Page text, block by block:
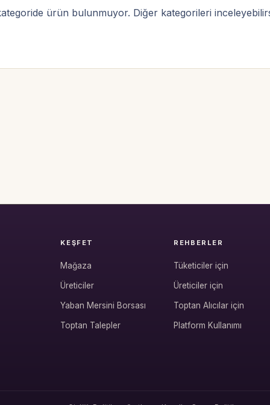
ürün bulunmuyor. Diğer kategorileri
KEŞFET
Mağaza
Üreticiler
Yaban Mersini Borsası
Toptan Talepler
REHBERLER
Tüketiciler için
Üreticiler için
Toptan Alıcılar için
Platform Kullanımı